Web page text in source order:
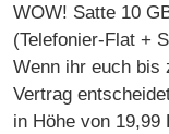
WOW! Satte 10
(Telefonier-Flat +
Wenn ihr euch bis
Vertrag
in Höhe von 19,99